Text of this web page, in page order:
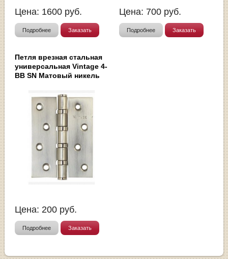
Цена: 1600 руб.
Подробнее Заказать
Цена: 700 руб.
Подробнее Заказать
Петля врезная стальная
универсальная Vintage 4-
BB SN Матовый никель
Цена: 200 руб.
Подробнее Заказать